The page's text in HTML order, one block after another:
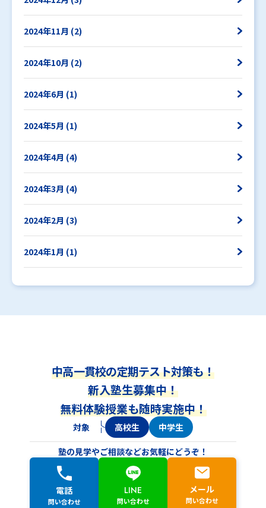
2024年11月 (2)
2024年10月 (2)
2024年6月 (1)
2024年5月 (1)
2024年4月 (4)
2024年3月 (4)
2024年2月 (3)
2024年1月 (1)
中高一貫校の定期テスト対策も！
新入塾生募集中！
無料体験授業も随時実施中！
対象 高校生 中学生
塾の見学やご相談などお気軽にどうぞ！
電話
問い合わせ
LINE
問い合わせ
メール
問い合わせ